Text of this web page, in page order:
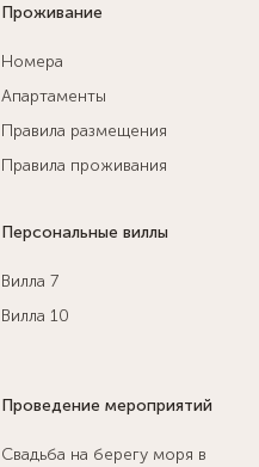
Проживание
Номера
Апартаменты
Правила размещения
Правила проживания
Персональные виллы
Вилла 7
Вилла 10
Проведение мероприятий
Свадьба на берегу моря в